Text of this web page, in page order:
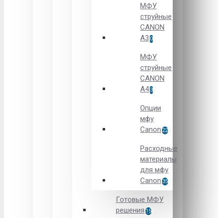
МФУ
струйные
CANON
А3 0
МФУ
струйные
CANON
А4 3
Опции
мфу
Canon 22
Расходные
материалы
для мфу
Canon 35
Готовые МФУ
решения 15